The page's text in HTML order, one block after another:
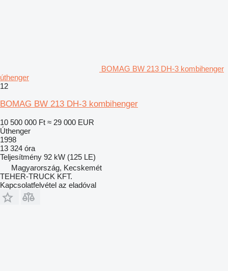
BOMAG BW 213 DH-3 kombihenger
úthenger
12
BOMAG BW 213 DH-3 kombihenger
10 500 000 Ft ≈ 29 000 EUR
Úthenger
1998
13 324 óra
Teljesítmény 92 kW (125 LE)
Magyarország, Kecskemét
TEHER-TRUCK KFT.
Kapcsolatfelvétel az eladóval